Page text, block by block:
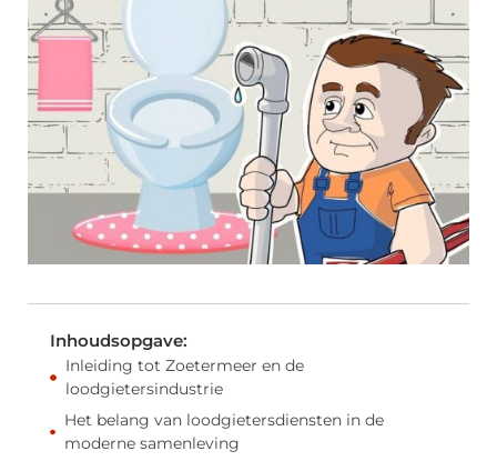
Inhoudsopgave:
Inleiding tot Zoetermeer en de
loodgietersindustrie
Het belang van loodgietersdiensten in de
moderne samenleving